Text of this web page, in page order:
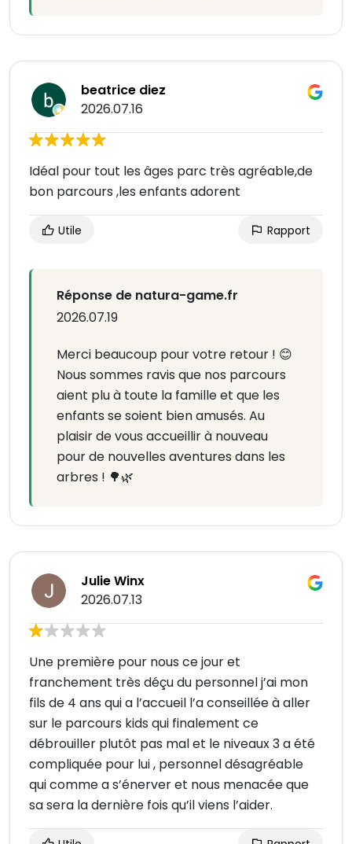
beatrice diez
2026.07.16
Idéal pour tout les âges parc très agréable,de
bon parcours ,les enfants adorent
Utile Rapport
Réponse de natura-game.fr
2026.07.19
Merci beaucoup pour votre retour ! 😊
Nous sommes ravis que nos parcours
aient plu à toute la famille et que les
enfants se soient bien amusés. Au
plaisir de vous accueillir à nouveau
pour de nouvelles aventures dans les
arbres ! 🌳🌿
Julie Winx
2026.07.13
Une première pour nous ce jour et
franchement très déçu du personnel j’ai mon
fils de 4 ans qui a l’accueil l’a conseillée à aller
sur le parcours kids qui finalement ce
débrouiller plutôt pas mal et le niveaux 3 a été
compliquée pour lui , personnel désagréable
qui comme a s’énerver et nous menacée que
sa sera la dernière fois qu’il viens l’aider.